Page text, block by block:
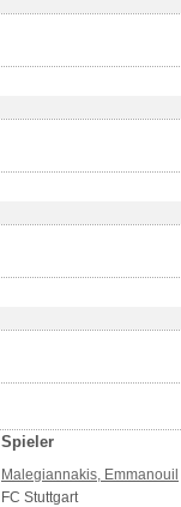
Spieler
Malegiannakis, Emmanouil
FC Stuttgart